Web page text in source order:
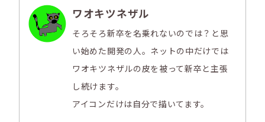
ワオキツネザル
そろそろ新卒を名乗れないのでは？と思
い始めた開発の人。ネットの中だけでは
ワオキツネザルの皮を被って新卒と主張
し続けます。
アイコンだけは自分で描いてます。